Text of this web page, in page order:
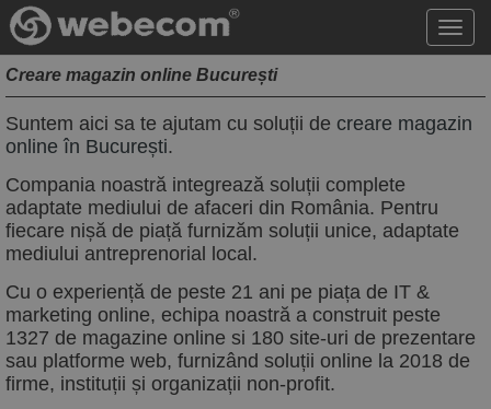
meniu
Creare magazin online București
Suntem aici sa te ajutam cu soluții de creare magazin
online în București.
Compania noastră integrează soluții complete
adaptate mediului de afaceri din România. Pentru
fiecare nișă de piață furnizăm soluții unice, adaptate
mediului antreprenorial local.
Cu o experiență de peste 21 ani pe piața de IT &
marketing online, echipa noastră a construit peste
1327 de magazine online si 180 site-uri de prezentare
sau platforme web, furnizând soluții online la 2018 de
firme, instituții și organizații non-profit.